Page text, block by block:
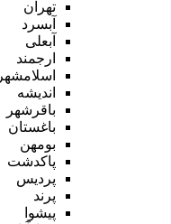
تهران
آبسرد
آبعلی
ارجمند
اسلامشهر
اندیشه
باقرشهر
باغستان
بومهن
پاکدشت
پردیس
پرند
پیشوا